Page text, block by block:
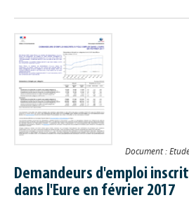
Document :
Demandeurs d'emploi
dans l'Eure en février 2017